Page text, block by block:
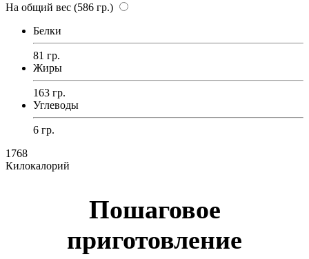
На общий вес (586 гр.)
Белки
81 гр.
Жиры
163 гр.
Углеводы
6 гр.
1768
Килокалорий
Пошаговое
приготовление